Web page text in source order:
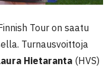
Tour on saatu
Turnausvoittoja
Hietaranta (HVS)